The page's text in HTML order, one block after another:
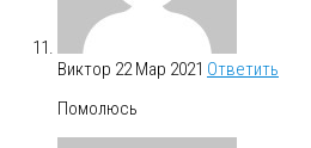
Виктор 22 Мар 2021 Ответить
Помолюсь